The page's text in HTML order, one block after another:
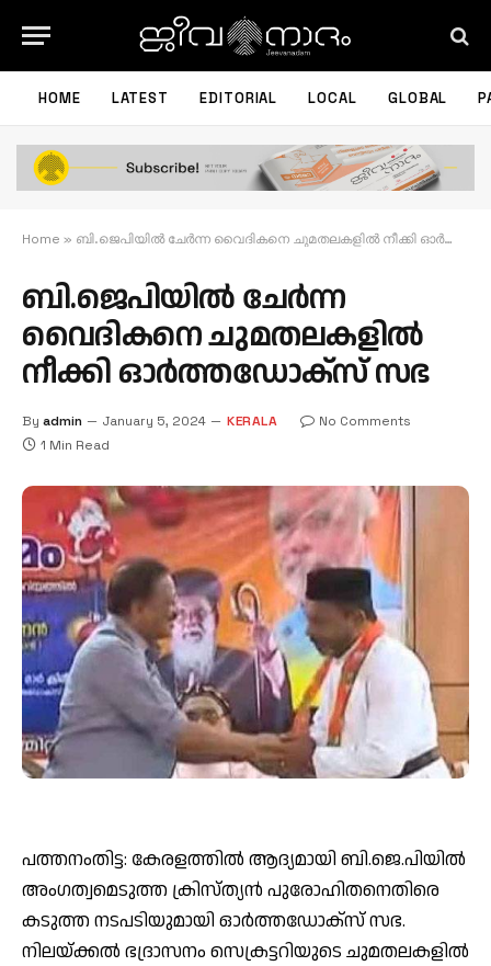
HOME LATEST EDITORIAL LOCAL GLOBAL
Home » ബി.ജെപിയില്‍ ചേര്‍ന്ന വൈദികനെ ചുമതലകളില്‍ നീക്കി ഓര്‍ത്തഡോക്‌സ് സഭ
ബി.ജെപിയില്‍ ചേര്‍ന്ന
വൈദികനെ ചുമതലകളില്‍
നീക്കി ഓര്‍ത്തഡോക്‌സ് സഭ
By admin January 5, 2024 KERALA
No Comments
1 Min Read
പത്തനംതിട്ട: കേരളത്തിൽ ആദ്യമായി ബി.ജെ.പിയില്‍
അംഗത്വമെടുത്ത ക്രിസ്ത്യൻ പുരോഹിതനെതിരെ
കടുത്ത നടപടിയുമായി ഓര്‍ത്തഡോക്‌സ് സഭ.
നിലയ്ക്കല്‍ ഭദ്രാസനം സെക്രട്ടറിയുടെ ചുമതലകളില്‍